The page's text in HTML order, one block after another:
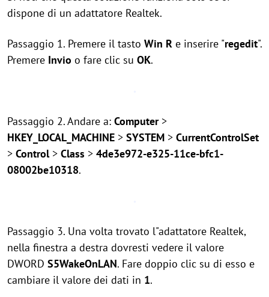
dispone di un adattatore Realtek.
Passaggio 1. Premere il tasto Win R e inserire "regedit".
Premere Invio o fare clic su OK.
Passaggio 2. Andare a: Computer>
HKEY_LOCAL_MACHINE > SYSTEM > CurrentControlSet
> Control> Class > 4de3e972-e325-11ce-bfc1-
08002be10318.
Passaggio 3. Una volta trovato l"adattatore Realtek,
nella finestra a destra dovresti vedere il valore
DWORD S5WakeOnLAN. Fare doppio clic su di esso e
cambiare il valore dei dati in 1.